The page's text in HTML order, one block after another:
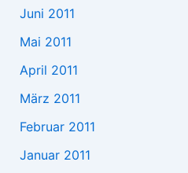
Juni 2011
Mai 2011
April 2011
März 2011
Februar 2011
Januar 2011